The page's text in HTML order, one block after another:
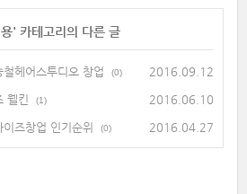
' 카테고리의 다른 글
헤어스투디오 창업 (0) 2016.09.12
웰킨 (1) 2016.06.10
즈창업 인기순위 (0) 2016.04.27